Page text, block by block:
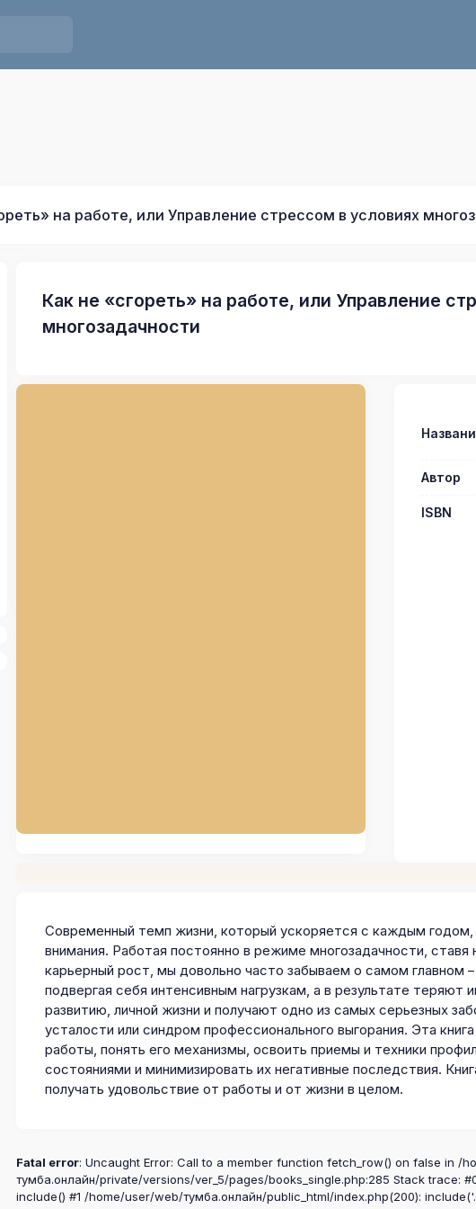
на работе, или Управление стрессом в условиях
Как не «сгореть» на работе, или Управление
многозадачности
Автор
ISBN
Современный темп жизни, который ускоряется с каждым
внимания. Работая постоянно в режиме многозадачности,
карьерный рост, мы довольно часто забываем о самом главном
подвергая себя интенсивным нагрузкам, а в результате
развитию, личной жизни и получают одно из самых серьезных
усталости или синдром профессионального выгорания. Эта
работы, понять его механизмы, освоить приемы и техники
состояниями и минимизировать их негативные последствия.
получать удовольствие от работы и от жизни в целом.
Fatal error: Uncaught Error: Call to a member function fetch_row() on false in /
тумба.онлайн/private/versions/ver_5/pages/books_single.php:285 Stack trace:
include() #1 /home/user/web/тумба.онлайн/public_html/index.php(200):